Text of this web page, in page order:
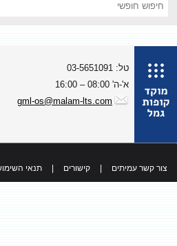
טל: 03-5651091
א'-ה' 08:00 – 16:00
gml-os@malam-lts.com
צור קשר עמיתים קישורים תנאי השימוש